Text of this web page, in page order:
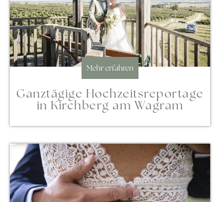
Mehr erfahren
Ganztägige Hochzeitsreportage
in Kirchberg am Wagram